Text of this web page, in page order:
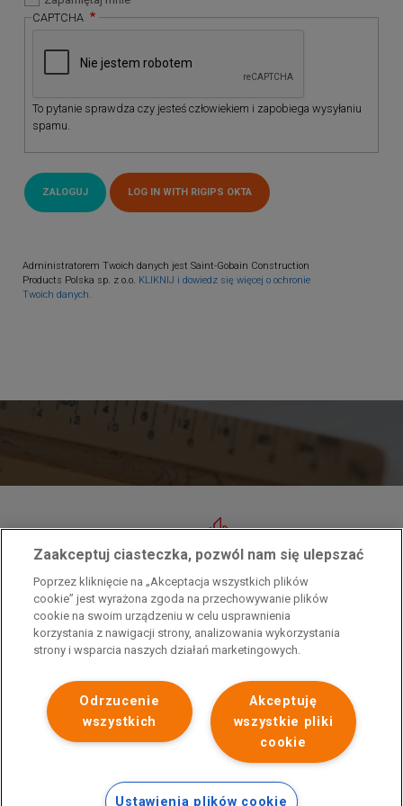
CAPTCHA
To pytanie sprawdza czy jesteś człowiekiem i zapobiega wysyłaniu
spamu.
Administratorem Twoich danych jest Saint-Gobain Construction
Products Polska sp. z o.o. KLIKNIJ i dowiedz się więcej o ochronie
Twoich danych.
Przedsiębiorca uzyskał pomoc w ramach programu rządowego pod nazwą
„Pomoc dla przemysłu energochłonnego związana z cenami gazu ziemnego i
energii elektrycznej w 2023 r.”. Przedsiębiorca uzyskał pomoc w ramach
programu rządowego pod nazwą: „Pomoc dla sektorów energochłonnych
związana z nagłymi wzrostami cen gazu ziemnego i energii elektrycznej w
Zaakceptuj ciasteczka, pozwól nam się ulepszać
Poprzez kliknięcie na „Akceptacja wszystkich plików
cookie” jest wyrażona zgoda na przechowywanie plików
cookie na swoim urządzeniu w celu usprawnienia
korzystania z nawigacji strony, analizowania wykorzystania
strony i wsparcia naszych działań marketingowych.
Akceptuję
wszystkie pliki
cookie
Odrzucenie
wszystkich
Ustawienia plików cookie